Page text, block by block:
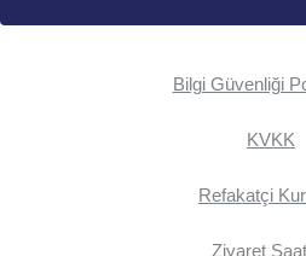
Bilgi Güvenliği
KVKK
Refakatçi
Ziyaret